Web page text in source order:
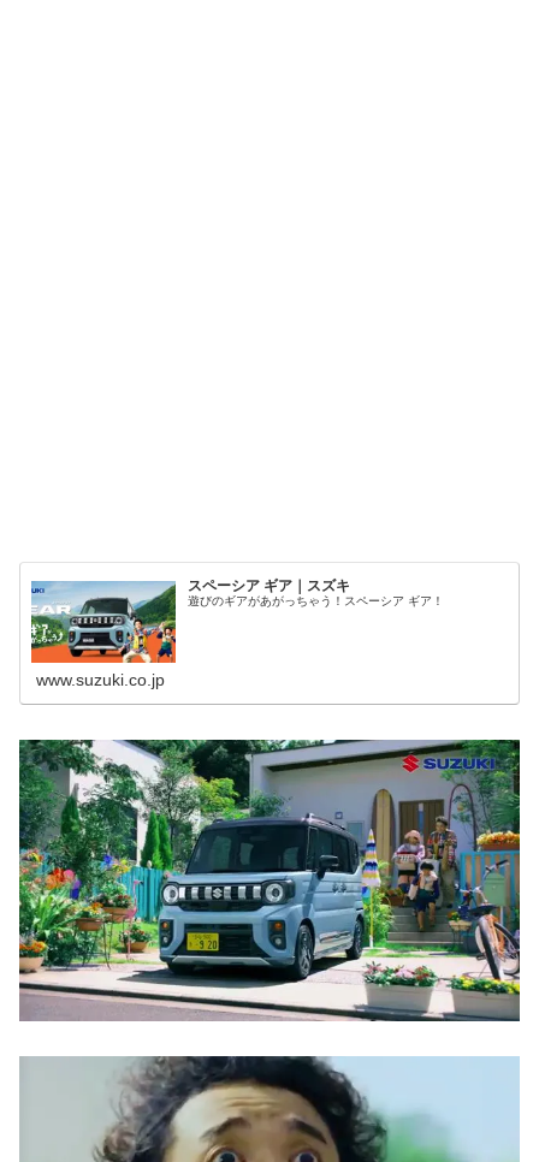
スペーシア ギア｜スズキ
遊びのギアがあがっちゃう！スペーシア ギア！
www.suzuki.co.jp